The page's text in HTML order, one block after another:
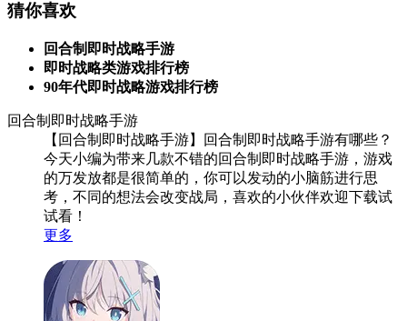
猜你喜欢
回合制即时战略手游
即时战略类游戏排行榜
90年代即时战略游戏排行榜
回合制即时战略手游
【回合制即时战略手游】回合制即时战略手游有哪些？
今天小编为带来几款不错的回合制即时战略手游，游戏
的万发放都是很简单的，你可以发动的小脑筋进行思
考，不同的想法会改变战局，喜欢的小伙伴欢迎下载试
试看！
更多